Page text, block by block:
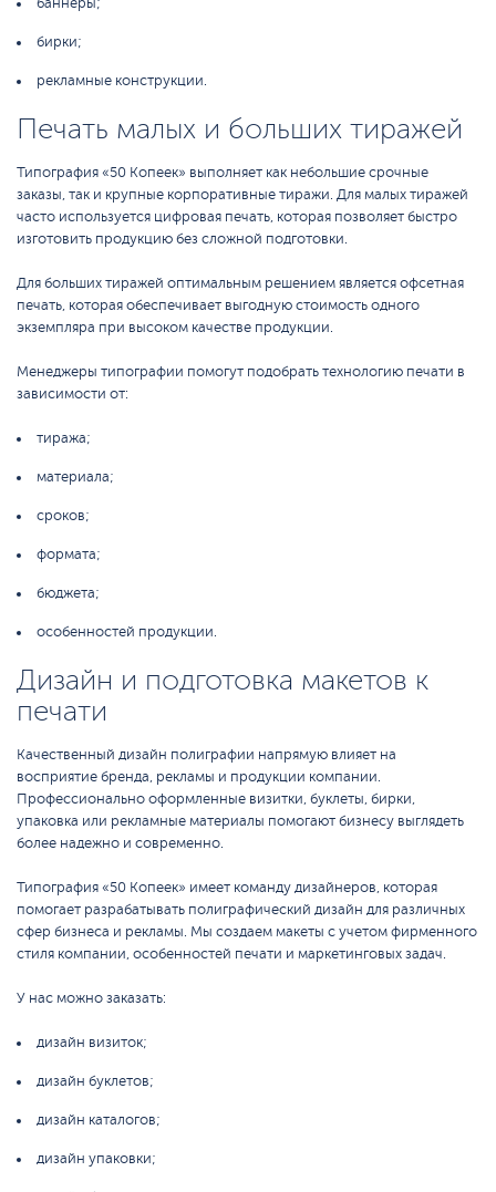
баннеры;
бирки;
рекламные конструкции.
Печать малых и больших тиражей
Типография «50 Копеек» выполняет как небольшие срочные
заказы, так и крупные корпоративные тиражи. Для малых тиражей
часто используется цифровая печать, которая позволяет быстро
изготовить продукцию без сложной подготовки.
Для больших тиражей оптимальным решением является офсетная
печать, которая обеспечивает выгодную стоимость одного
экземпляра при высоком качестве продукции.
Менеджеры типографии помогут подобрать технологию печати в
зависимости от:
тиража;
материала;
сроков;
формата;
бюджета;
особенностей продукции.
Дизайн и подготовка макетов к
печати
Качественный дизайн полиграфии напрямую влияет на
восприятие бренда, рекламы и продукции компании.
Профессионально оформленные визитки, буклеты, бирки,
упаковка или рекламные материалы помогают бизнесу выглядеть
более надежно и современно.
Типография «50 Копеек» имеет команду дизайнеров, которая
помогает разрабатывать полиграфический дизайн для различных
сфер бизнеса и рекламы. Мы создаем макеты с учетом фирменного
стиля компании, особенностей печати и маркетинговых задач.
У нас можно заказать:
дизайн визиток;
дизайн буклетов;
дизайн каталогов;
дизайн упаковки;